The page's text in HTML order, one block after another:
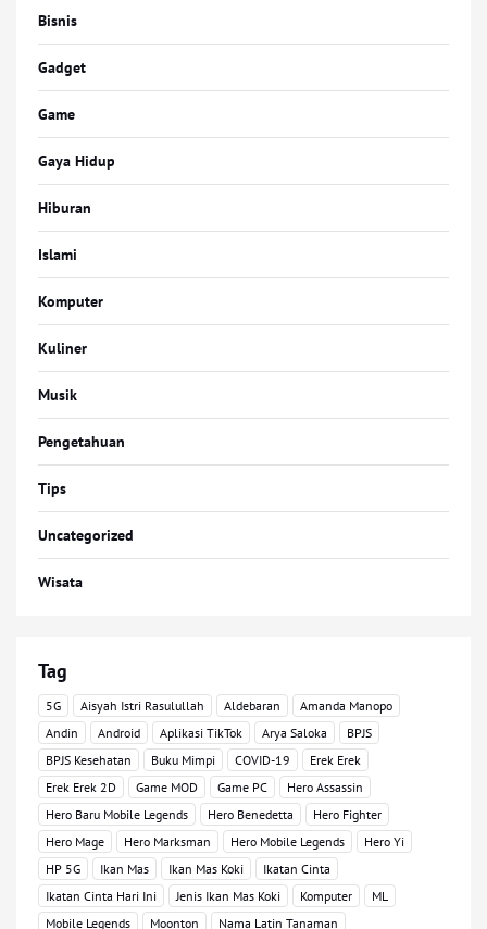
Bisnis
Gadget
Game
Gaya Hidup
Hiburan
Islami
Komputer
Kuliner
Musik
Pengetahuan
Tips
Uncategorized
Wisata
Tag
5G Aisyah Istri Rasulullah Aldebaran
Amanda Manopo
Andin
Android Aplikasi TikTok Arya Saloka
BPJS
BPJS Kesehatan
Buku Mimpi COVID-19
Erek Erek
Erek Erek 2D
Game MOD Game PC
Hero Assassin
Hero Baru Mobile Legends
Hero Benedetta
Hero Fighter
Hero Mage
Hero Marksman Hero Mobile Legends
Hero Yi
HP 5G
Ikan Mas Ikan Mas Koki
Ikatan Cinta
Ikatan Cinta Hari Ini
Jenis Ikan Mas Koki Komputer
ML
Mobile Legends
Moonton
Nama Latin Tanaman